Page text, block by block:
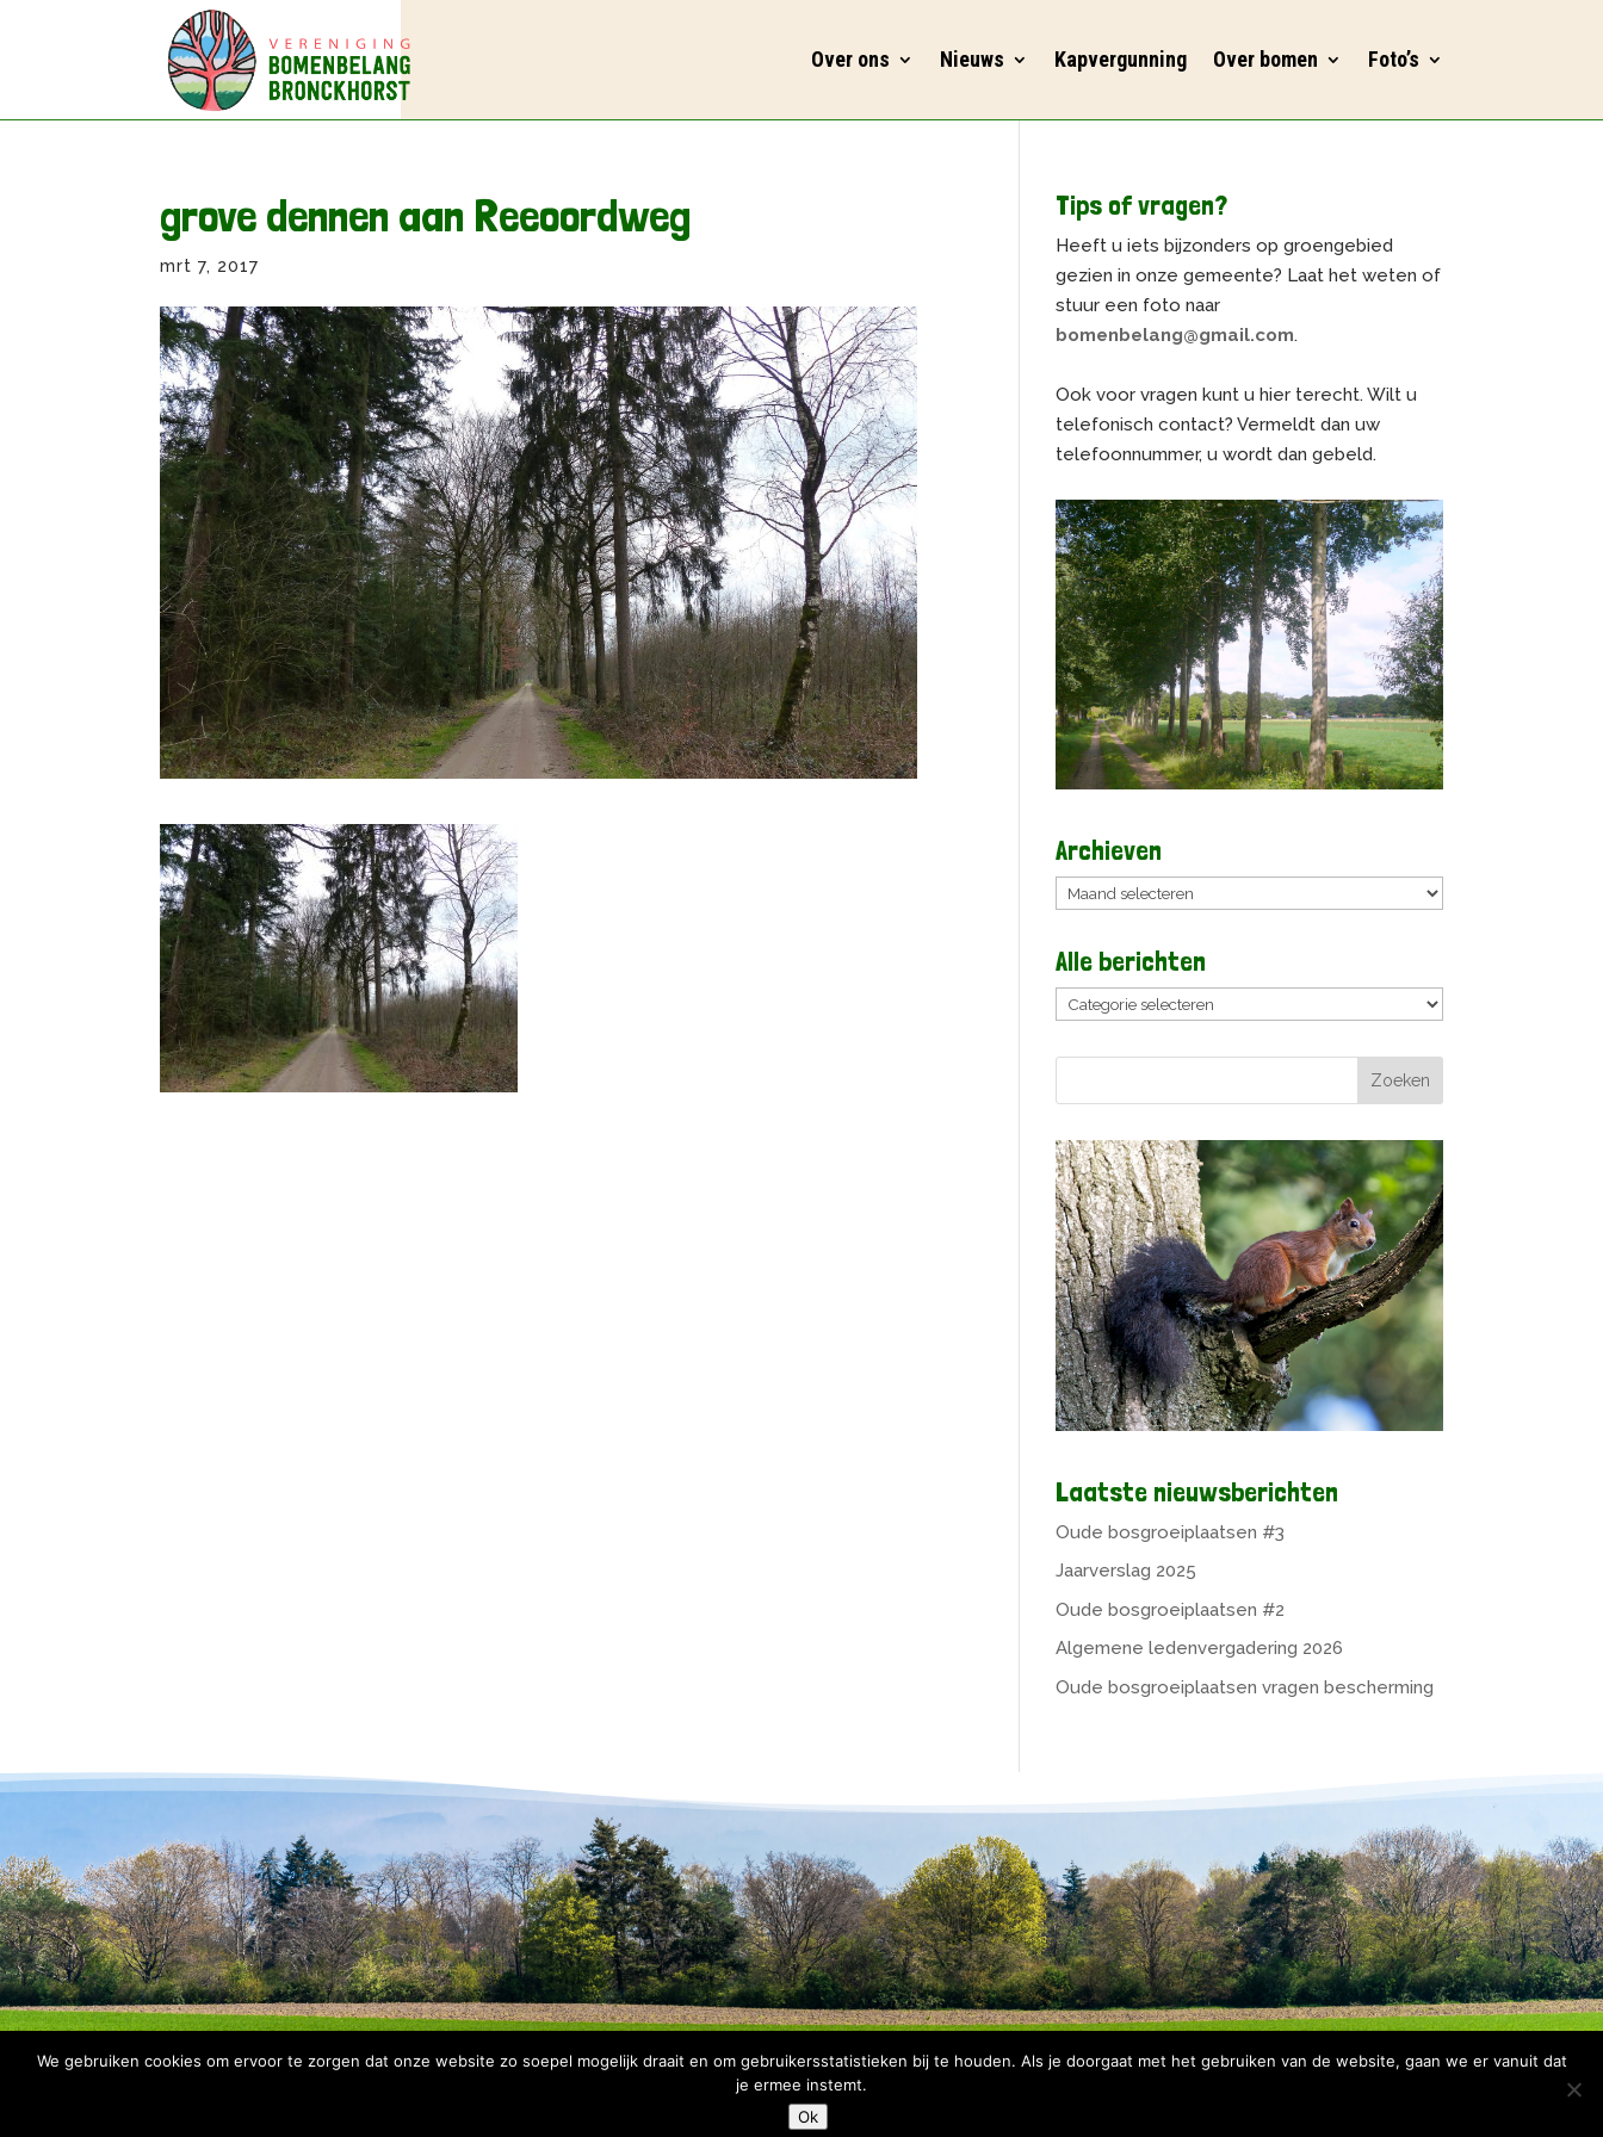
Over ons Nieuws Kapvergunning Over bomen Foto’s
grove dennen aan Reeoordweg
mrt 7, 2017
Tips of vragen?
Heeft u iets bijzonders op groengebied
gezien in onze gemeente? Laat het weten of
stuur een foto naar
bomenbelang@gmail.com.
Ook voor vragen kunt u hier terecht. Wilt u
telefonisch contact? Vermeldt dan uw
telefoonnummer, u wordt dan gebeld.
Archieven
Archieven
Alle berichten
Alle
Laatste nieuwsberichten
Oude bosgroeiplaatsen #3
Jaarverslag 2025
Oude bosgroeiplaatsen #2
Algemene ledenvergadering 2026
Oude bosgroeiplaatsen vragen bescherming
© 2026 Copyright Bomenbelang Bronckhorst |
We gebruiken cookies om ervoor te zorgen dat onze website zo soepel mogelijk draait en om gebruikersstatistieken bij te houden. Als je doorgaat met het gebruiken van de website, gaan we er vanuit dat
je ermee instemt.
Ok